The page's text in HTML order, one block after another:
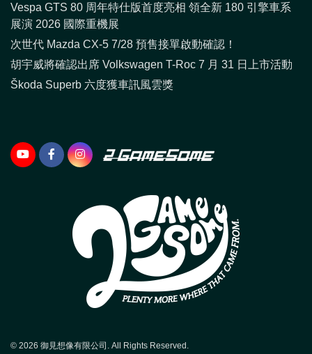
Vespa GTS 80 周年特仕版首度亮相 領全新 180 引擎車系
展演 2026 國際重機展
次世代 Mazda CX-5 7/28 預售接單啟動確認！
胡宇威將確認出席 Volkswagen T-Roc 7 月 31 日上市活動
Škoda Superb 六度獲車訊風雲獎
© 2026 御見想像有限公司. All Rights Reserved.